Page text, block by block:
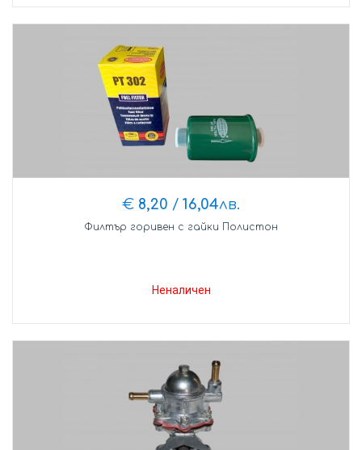
€ 8,20 / 16,04лв.
Филтър горивен с гайки Полистон
Неналичен